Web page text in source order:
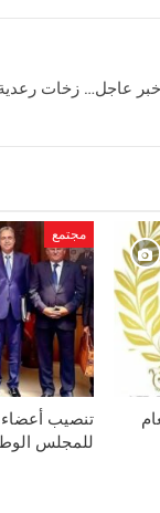
خبر عاجل… زخات رعدية
مجتمع
تنصيب أعضاء
للمجلس